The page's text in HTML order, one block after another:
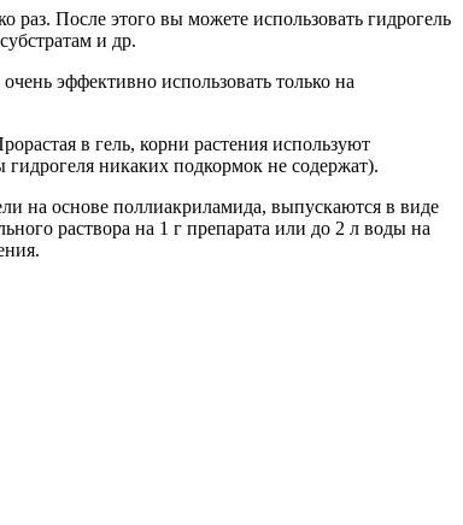
раз. После этого вы можете использовать гидрогель
и др.
очень эффективно использовать только на
в гель, корни растения используют
никаких подкормок не содержат).
на основе поллиакриламида, выпускаются в виде
раствора на 1 г препарата или до 2 л воды на